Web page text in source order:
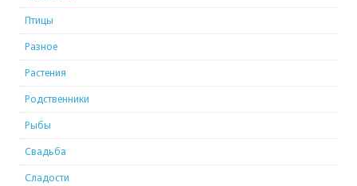
Птицы
Разное
Растения
Родственники
Рыбы
Свадьба
Сладости